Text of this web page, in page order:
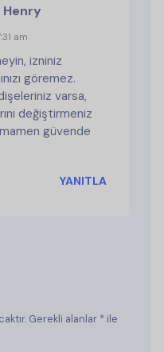
Henry
am
izniniz
göremez.
varsa,
değiştirmeniz
güvende
YANITLA
Gerekli alanlar * ile